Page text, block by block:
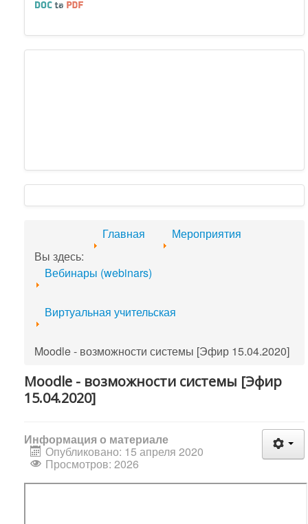
Вы здесь:
Главная Мероприятия
Вебинары (webinars)
Виртуальная учительская
Moodle - возможности системы [Эфир 15.04.2020]
Moodle - возможности системы [Эфир
15.04.2020]
Информация о материале
Опубликовано: 15 апреля 2020
Просмотров: 2026